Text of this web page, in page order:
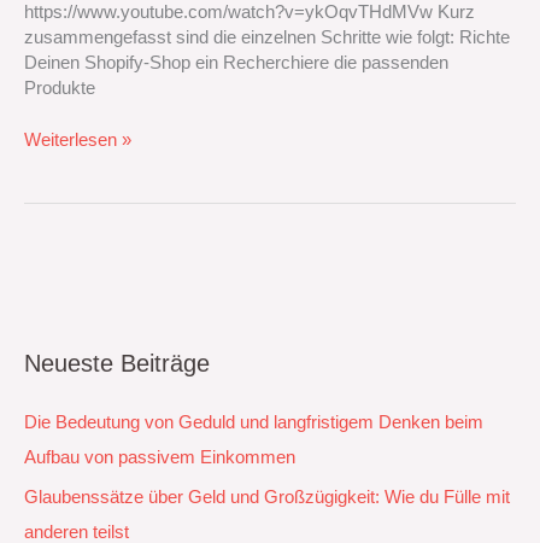
https://www.youtube.com/watch?v=ykOqvTHdMVw Kurz
zusammengefasst sind die einzelnen Schritte wie folgt: Richte
Deinen Shopify-Shop ein Recherchiere die passenden
Produkte
Weiterlesen »
Neueste Beiträge
Die Bedeutung von Geduld und langfristigem Denken beim
Aufbau von passivem Einkommen
Glaubenssätze über Geld und Großzügigkeit: Wie du Fülle mit
anderen teilst